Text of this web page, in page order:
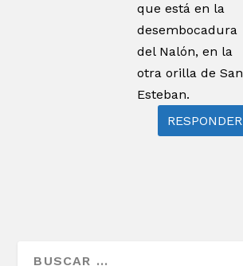
que está en la
desembocadura
del Nalón, en la
otra orilla de San
Esteban.
RESPONDER